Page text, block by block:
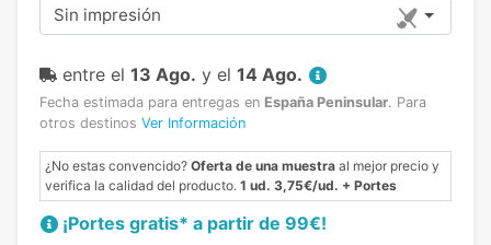
Sin impresión
entre el 13 Ago. y el 14 Ago.
Fecha estimada para entregas en España Peninsular. Para
otros destinos Ver Información
¿No estas convencido? Oferta de una muestra al mejor precio y
verifica la calidad del producto. 1 ud. 3,75€/ud. + Portes
¡Portes gratis* a partir de 99€!